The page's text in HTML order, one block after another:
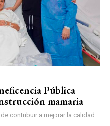
Pública
mamaria
contribuir a mejorar la calidad